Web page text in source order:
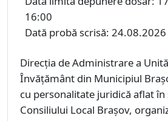
16:00
Dată probă scrisă:
Direcția de Administrare a
Învățământ din Municipiul
cu personalitate juridică aflat
Consiliului Local Braşov,